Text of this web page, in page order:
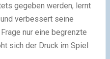
gegeben werden, lernt
verbessert seine
nur eine begrenzte
sich der Druck im Spiel